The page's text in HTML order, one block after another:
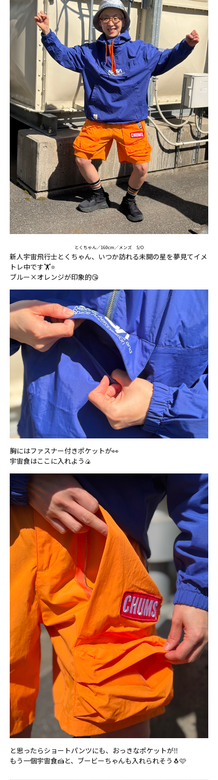
とくちゃん／160cm／メンズ S/O
新人宇宙飛行士とくちゃん、いつか訪れる未開の星を夢見てイメ
トレ中です🏋️⭐
ブルー×オレンジが印象的😘
胸にはファスナー付きポケットが👀
宇宙食はここに入れよう🍙
と思ったらショートパンツにも、おっきなポケットが‼️
もう一個宇宙食🍰と、ブービーちゃんも入れられそう🐧🩷